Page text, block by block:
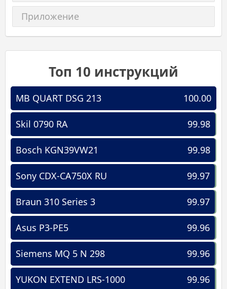
Приложение
Топ 10 инструкций
100.00
MB QUART DSG 213
99.98
Skil 0790 RA
99.98
Bosch KGN39VW21
99.97
Sony CDX-CA750X RU
99.97
Braun 310 Series 3
99.96
Asus P3-PE5
99.96
Siemens MQ 5 N 298
99.96
YUKON EXTEND LRS-1000